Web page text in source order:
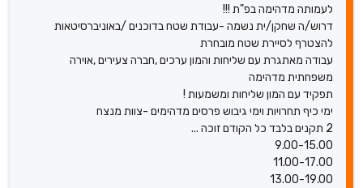
לעמותה מדהימה בפ"ת !!!
דרוש/ה שחקן/ית נשמה -עבודת שטח בדוכנים /באוניברסיטאות
להצטרף לסיירת שטח מובחרת
עבודה מאתגרת עם שליחות והמון ערכים ,חברה צעירים ,אוירה
משפחתית מדהימה
תפקיד עם המון שליחות ומשמעות !
ימי כיף תחרויות וימי גיבוש פרסים מדהימים -צוות מנצח
2 תקנים בלבד כל הקודם זוכה ...
9.00-15.00
11.00-17.00
13.00-19.00